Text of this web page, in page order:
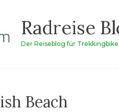
Radreise
Der Reiseblog für
Beach